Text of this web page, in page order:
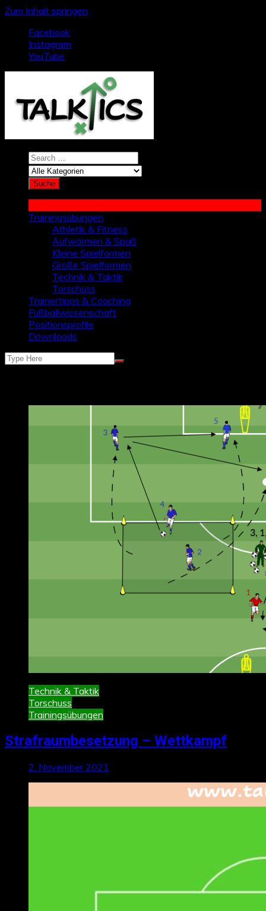
Zum Inhalt springen
Facebook
Instagram
YouTube
Trainingsübungen
Athletik & Fitness
Aufwärmen & Spaß
Kleine Spielformen
Große Spielformen
Technik & Taktik
Torschuss
Trainertipps & Coaching
Fußballwissenschaft
Positionsprofile
Downloads
Technik & Taktik
Torschuss
Trainingsübungen
Strafraumbesetzung – Wettkampf
2. November 2021